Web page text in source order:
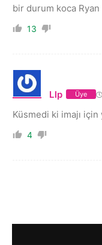
bir durum koca
13
Llp Üye
Küsmedi ki imajı için
4